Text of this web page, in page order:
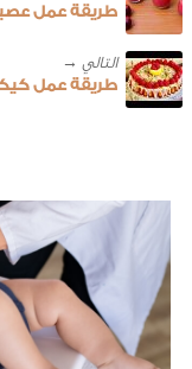
طريقة عمل عصير
طريقة عمل